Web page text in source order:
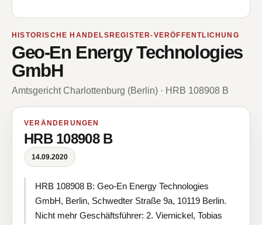
HISTORISCHE HANDELSREGISTER-VERÖFFENTLICHUNG
Geo-En Energy Technologies
GmbH
Amtsgericht Charlottenburg (Berlin) · HRB 108908 B
VERÄNDERUNGEN
HRB 108908 B
14.09.2020
HRB 108908 B: Geo-En Energy Technologies
GmbH, Berlin, Schwedter Straße 9a, 10119 Berlin.
Nicht mehr Geschäftsführer: 2. Viernickel, Tobias